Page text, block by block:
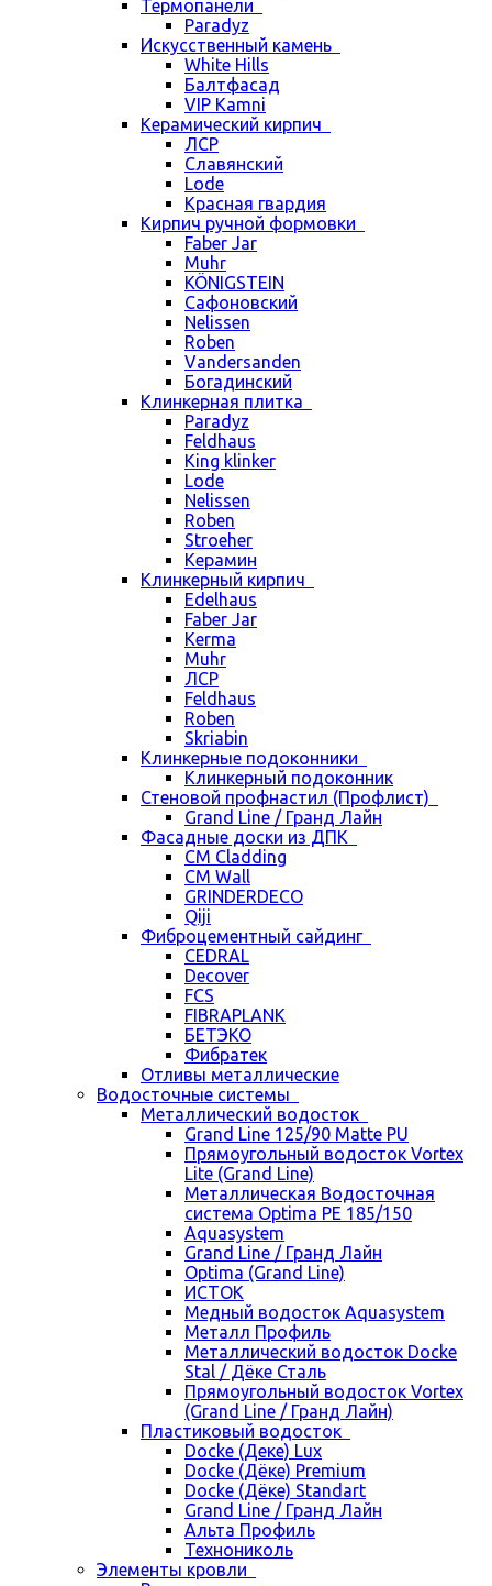
Термопанели
Paradyz
Искусственный камень
White Hills
Балтфасад
VIP Kamni
Керамический кирпич
ЛСР
Славянский
Lode
Красная гвардия
Кирпич ручной формовки
Faber Jar
Muhr
KÖNIGSTEIN
Сафоновский
Nelissen
Roben
Vandersanden
Богадинский
Клинкерная плитка
Paradyz
Feldhaus
King klinker
Lode
Nelissen
Roben
Stroeher
Керамин
Клинкерный кирпич
Edelhaus
Faber Jar
Kerma
Muhr
ЛСР
Feldhaus
Roben
Skriabin
Клинкерные подоконники
Клинкерный подоконник
Стеновой профнастил (Профлист)
Grand Line / Гранд Лайн
Фасадные доски из ДПК
CM Cladding
CM Wall
GRINDERDECO
Qiji
Фиброцементный сайдинг
CEDRAL
Decover
FCS
FIBRAPLANK
БЕТЭКО
Фибратек
Отливы металлические
Водосточные системы
Металлический водосток
Grand Line 125/90 Matte PU
Прямоугольный водосток Vortex
Lite (Grand Line)
Металлическая Водосточная
система Optima PE 185/150
Aquasystem
Grand Line / Гранд Лайн
Optima (Grand Line)
ИСТОК
Медный водосток Aquasystem
Металл Профиль
Металлический водосток Docke
Stal / Дёке Сталь
Прямоугольный водосток Vortex
(Grand Line / Гранд Лайн)
Пластиковый водосток
Docke (Деке) Lux
Docke (Дёке) Premium
Docke (Дёке) Standart
Grand Line / Гранд Лайн
Альта Профиль
Технониколь
Элементы кровли